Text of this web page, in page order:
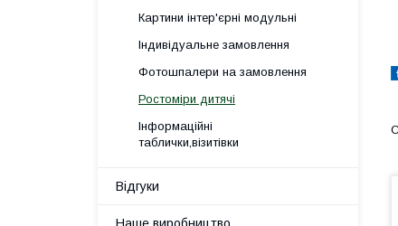
Картини інтер'єрні модульні
Індивідуальне замовлення
Фотошпалери на замовлення
Ростоміри дитячі
Інформаційні
таблички,візитівки
Відгуки